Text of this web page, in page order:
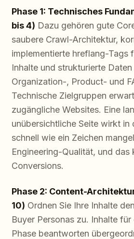
Phase 1: Technisches
bis 4) Dazu gehören gute
saubere Crawl-Architektur,
implementierte hreflang-Tags
Inhalte und strukturierte
Organization-, Product- und
Technische Zielgruppen
zugängliche Websites. Eine
unübersichtliche Seite wirkt in
schnell wie ein Zeichen
Engineering-Qualität, und das
Conversions.
Phase 2: Content-
10) Ordnen Sie Ihre Inhalte
Buyer Personas zu. Inhalte
Phase beantworten